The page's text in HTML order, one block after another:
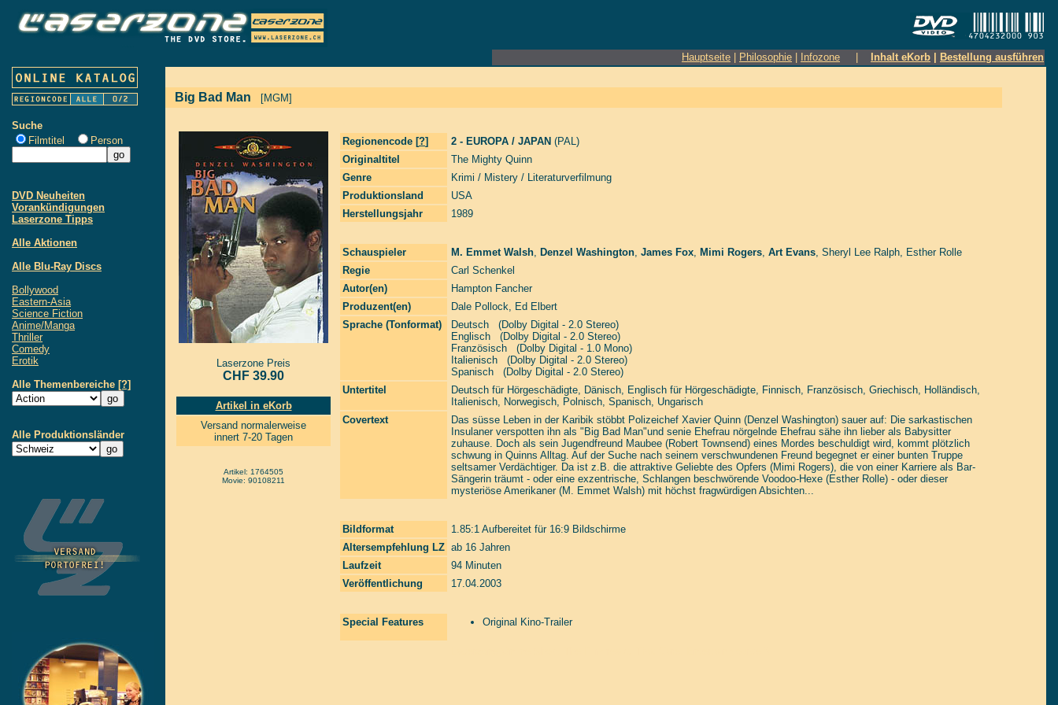
Hauptseite Philosophie Infozone Inhalt eKorb Bestellung ausführen
Suche
Filmtitel
Person
DVD Neuheiten
Vorankündigungen
Laserzone Tipps
Alle Aktionen
Alle Blu-Ray Discs
Bollywood
Eastern-Asia
Science Fiction
Anime/Manga
Thriller
Comedy
Erotik
Alle Themenbereiche [?]
Alle Produktionsländer
Big Bad Man [MGM]
Laserzone Preis
CHF 39.90
Artikel in eKorb
Versand normalerweise
innert 7-20 Tagen
Artikel: 1764505
Movie: 90108211
Regionencode [?] 2 - EUROPA / JAPAN (PAL)
Originaltitel
The Mighty Quinn
Genre
Krimi / Mistery / Literaturverfilmung
Produktionsland
USA
Herstellungsjahr
1989
Schauspieler M. Emmet Walsh, Denzel Washington, James Fox, Mimi Rogers, Art Evans, Sheryl Lee Ralph, Esther Rolle
Regie
Carl Schenkel
Autor(en)
Hampton Fancher
Produzent(en)
Dale Pollock, Ed Elbert
Sprache (Tonformat)
Deutsch (Dolby Digital - 2.0 Stereo)
Englisch (Dolby Digital - 2.0 Stereo)
Französisch (Dolby Digital - 1.0 Mono)
Italienisch (Dolby Digital - 2.0 Stereo)
Spanisch (Dolby Digital - 2.0 Stereo)
Untertitel
Deutsch für Hörgeschädigte, Dänisch, Englisch für Hörgeschädigte, Finnisch, Französisch, Griechisch, Holländisch,
Italienisch, Norwegisch, Polnisch, Spanisch, Ungarisch
Covertext
Das süsse Leben in der Karibik stöbbt Polizeichef Xavier Quinn (Denzel Washington) sauer auf: Die sarkastischen
Insulaner verspotten ihn als "Big Bad Man"und senie Ehefrau nörgelnde Ehefrau sähe ihn lieber als Babysitter
zuhause. Doch als sein Jugendfreund Maubee (Robert Townsend) eines Mordes beschuldigt wird, kommt plötzlich
schwung in Quinns Alltag. Auf der Suche nach seinem verschwundenen Freund begegnet er einer bunten Truppe
seltsamer Verdächtiger. Da ist z.B. die attraktive Geliebte des Opfers (Mimi Rogers), die von einer Karriere als Bar-
Sängerin träumt - oder eine exzentrische, Schlangen beschwörende Voodoo-Hexe (Esther Rolle) - oder dieser
mysteriöse Amerikaner (M. Emmet Walsh) mit höchst fragwürdigen Absichten...
Bildformat
1.85:1 Aufbereitet für 16:9 Bildschirme
Altersempfehlung LZ ab 16 Jahren
Laufzeit
94 Minuten
Veröffentlichung
17.04.2003
Special Features Original Kino-Trailer